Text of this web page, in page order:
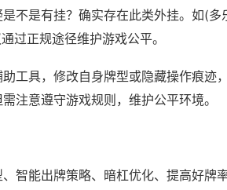
不是有挂？确实存在此类外挂。如(多
过正规途径维护游戏公平。
工具，修改自身牌型或隐藏操作痕迹
注意遵守游戏规则，维护公平环境。
智能出牌策略、暗杠优化、提高好牌